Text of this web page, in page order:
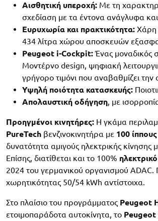
Αισθητική υπεροχή: Με τη
σχεδίαση με τα έντονα ανάγλυφα και
Ευρυχωρία και πρακτικότητα: Χάρη
434 λίτρα χώρου αποσκευών
Peugeot i-Cockpit:Ένας μοναδικός
Μοντέρνο design, ψηφιακή
γρήγορο τιμόνι που αναβαθμίζει την
Υψηλή ποιότητα κατασκευής:
Απολαυστική οδήγηση, με
Προηγμένοι κινητήρες: Η γκάμα
PureTech βενζινοκινητήρα με 100 ίππους
δυνατότητα αμιγούς ηλεκτρικής
Επίσης, διατίθεται και το 100%
2024 του γερμανικού οργανισμού ADAC.
χωρητικότητας 50/54 kWh αντίστοιχα.
Στο πλαίσιο του προγράμματος Peugeot
ετοιμοπαράδοτα αυτοκίνητα, το Peugeot